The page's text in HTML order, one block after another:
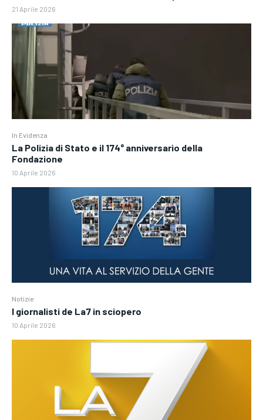
21 Aprile 2026
In Evidenza
La Polizia di Stato e il 174° anniversario della
Fondazione
10 Aprile 2026
Notizie
I giornalisti de La7 in sciopero
10 Aprile 2026